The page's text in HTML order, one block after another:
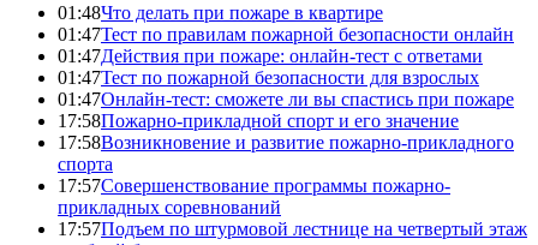
01:48Что делать при пожаре в квартире
01:47Тест по правилам пожарной безопасности онлайн
01:47Действия при пожаре: онлайн-тест с ответами
01:47Тест по пожарной безопасности для взрослых
01:47Онлайн-тест: сможете ли вы спастись при пожаре
17:58Пожарно-прикладной спорт и его значение
17:58Возникновение и развитие пожарно-прикладного
спорта
17:57Совершенствование программы пожарно-
прикладных соревнований
17:57Подъем по штурмовой лестнице на четвертый этаж